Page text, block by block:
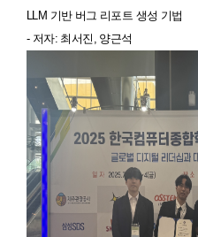
LLM 기반 버그 리포트 생성 기법
- 저자: 최서진, 양근석